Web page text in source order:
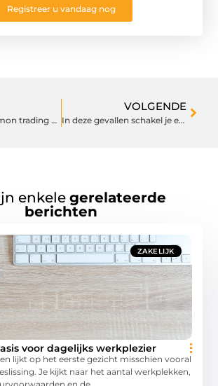
Registreer u vandaag nog
Waarom Pokémon trading cards zo populair blijven onder verzamelaars
VOLGENDE
In deze gevallen schakel je een overnameadviesbureau in
enkele gerelateerde
berichten
ZAKELIJK
voor dagelijks werkplezier
lijkt op het eerste gezicht misschien vooral
Je kijkt naar het aantal werkplekken,